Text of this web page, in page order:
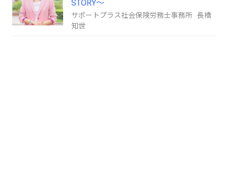
STORY～
サポートプラス社会保険労務士事務所 長橋
知世